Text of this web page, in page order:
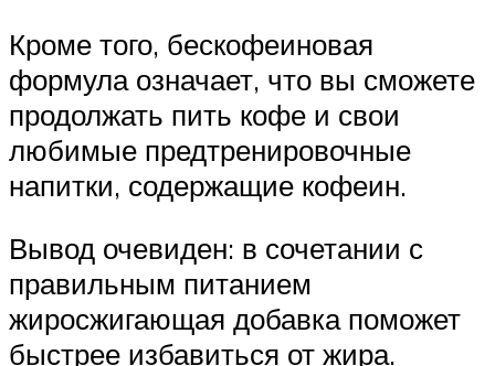
Кроме того, бескофеиновая
формула означает, что вы сможете
продолжать пить кофе и свои
любимые предтренировочные
напитки, содержащие кофеин.
Вывод очевиден: в сочетании с
правильным питанием
жиросжигающая добавка поможет
быстрее избавиться от жира.